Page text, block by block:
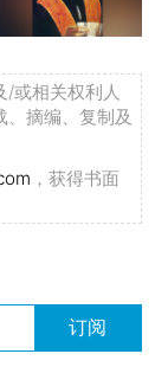
/或相关权利人
摘编、复制及
，获得书面
订阅